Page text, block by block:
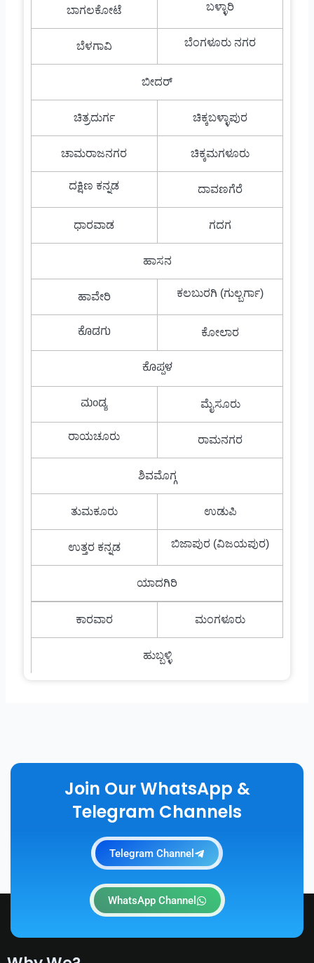
ಬಾಗಲಕೋಟೆ ಬಳ್ಳಾರಿ
ಬೆಳಗಾವಿ ಬೆಂಗಳೂರು ನಗರ
ಬೀದರ್
ಚಿತ್ರದುರ್ಗ ಚಿಕ್ಕಬಳ್ಳಾಪುರ
ಚಾಮರಾಜನಗರ ಚಿಕ್ಕಮಗಳೂರು
ದಕ್ಷಿಣ ಕನ್ನಡ ದಾವಣಗೆರೆ
ಧಾರವಾಡ ಗದಗ
ಹಾಸನ
ಹಾವೇರಿ ಕಲಬುರಗಿ (ಗುಲ್ಬರ್ಗಾ)
ಕೊಡಗು ಕೋಲಾರ
ಕೊಪ್ಪಳ
ಮಂಡ್ಯ
ಮೈಸೂರು
ರಾಯಚೂರು ರಾಮನಗರ
ಶಿವಮೊಗ್ಗ
ತುಮಕೂರು ಉಡುಪಿ
ಉತ್ತರ ಕನ್ನಡ ಬಿಜಾಪುರ (ವಿಜಯಪುರ)
ಯಾದಗಿರಿ
ಕಾರವಾರ ಮಂಗಳೂರು
ಹುಬ್ಬಳ್ಳಿ
Join Our WhatsApp &
Telegram Channels
Telegram Channel
WhatsApp Channel